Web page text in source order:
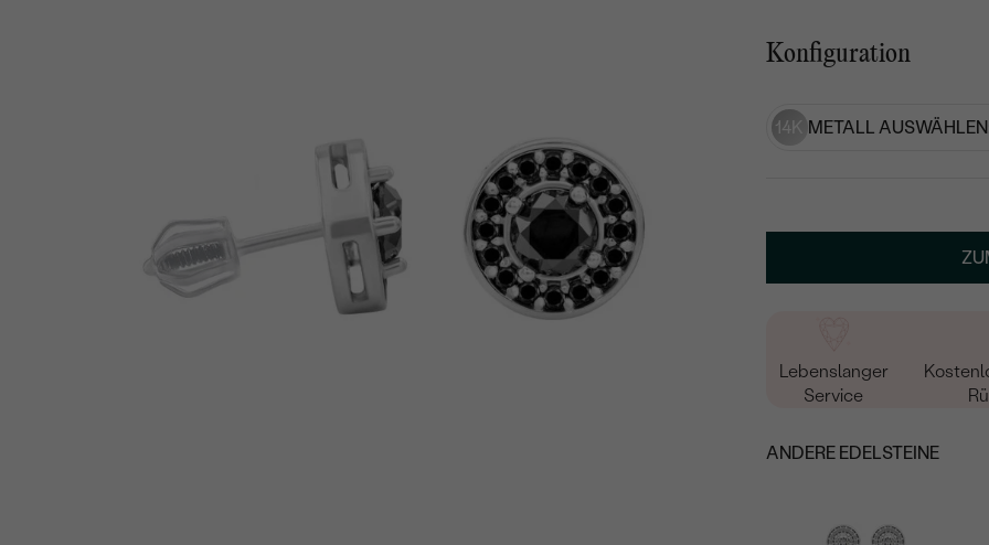
Konfiguration
14K METALL
Lebenslanger
Service
ANDERE EDELSTEINE